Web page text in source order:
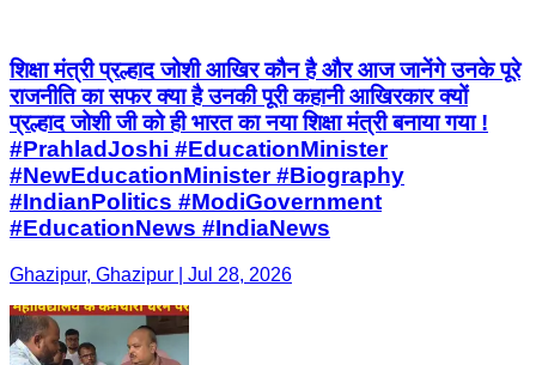
शिक्षा मंत्री प्रल्हाद जोशी आखिर कौन है और आज जानेंगे उनके पूरे
राजनीति का सफर क्या है उनकी पूरी कहानी आखिरकार क्यों
प्रल्हाद जोशी जी को ही भारत का नया शिक्षा मंत्री बनाया गया !
#PrahladJoshi #EducationMinister
#NewEducationMinister #Biography
#IndianPolitics #ModiGovernment
#EducationNews #IndiaNews
Ghazipur, Ghazipur | Jul 28, 2026